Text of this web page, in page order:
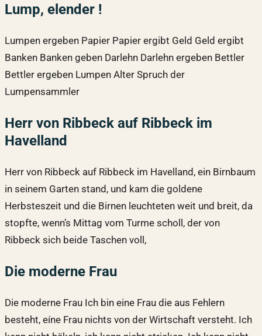
Lump, elender !
Lumpen ergeben Papier Papier ergibt Geld Geld ergibt
Banken Banken geben Darlehn Darlehn ergeben Bettler
Bettler ergeben Lumpen Alter Spruch der
Lumpensammler
Herr von Ribbeck auf Ribbeck im
Havelland
Herr von Ribbeck auf Ribbeck im Havelland, ein Birnbaum
in seinem Garten stand, und kam die goldene
Herbsteszeit und die Birnen leuchteten weit und breit, da
stopfte, wenn’s Mittag vom Turme scholl, der von
Ribbeck sich beide Taschen voll,
Die moderne Frau
Die moderne Frau Ich bin eine Frau die aus Fehlern
besteht, eíne Frau nichts von der Wirtschaft versteht. Ich